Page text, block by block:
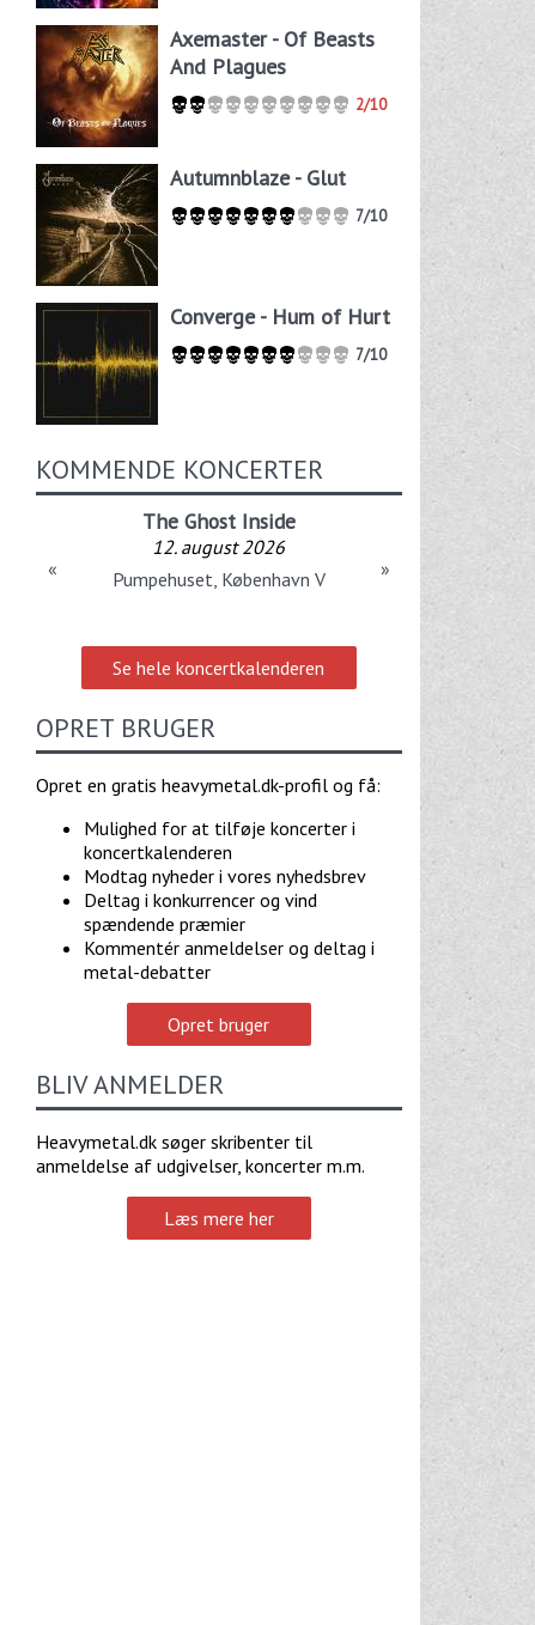
Axemaster - Of Beasts
And Plagues
2/10
Autumnblaze - Glut
7/10
Converge - Hum of Hurt
7/10
KOMMENDE KONCERTER
The Ghost Inside
12. august 2026
Pumpehuset, København V
« »
Se hele koncertkalenderen
OPRET BRUGER
Opret en gratis heavymetal.dk-profil og få:
Mulighed for at tilføje koncerter i
koncertkalenderen
Modtag nyheder i vores nyhedsbrev
Deltag i konkurrencer og vind
spændende præmier
Kommentér anmeldelser og deltag i
metal-debatter
Opret bruger
BLIV ANMELDER
Heavymetal.dk søger skribenter til
anmeldelse af udgivelser, koncerter m.m.
Læs mere her